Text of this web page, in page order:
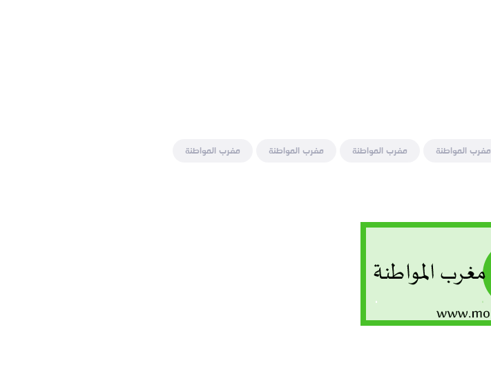
مغرب المواطنة مغرب المواطنة مغرب المواطنة
مغرب المواطنة